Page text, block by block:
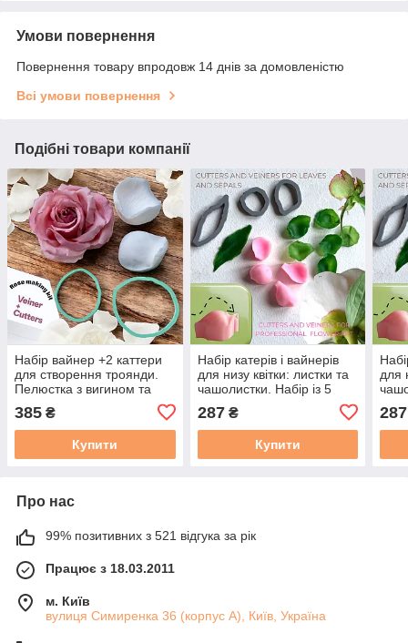
Умови повернення
Повернення товару впродовж 14 днів за домовленістю
Всі умови повернення
Подібні товари компанії
Набір вайнер +2 каттери
для створення троянди.
Пелюстка з вигином та
текстурою. Пр-во SolarArt
385 ₴
Купити
Набір катерів і вайнерів
для низу квітки: листки та
чашолистки. Набір із 5
287₴
Купити
для
287
Про нас
99% позитивних з 521 відгука за рік
Працює з 18.03.2011
м. Київ
вулиця Симиренка 36 (корпус А), Київ, Україна